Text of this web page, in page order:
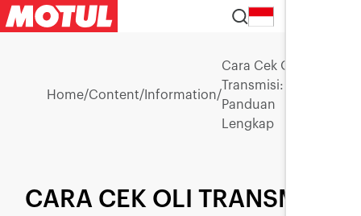
Home/Content/ Information/
Cara Cek Oli
Transmisi:
Panduan
Lengkap
CARA CEK OLI TRANSMISI: